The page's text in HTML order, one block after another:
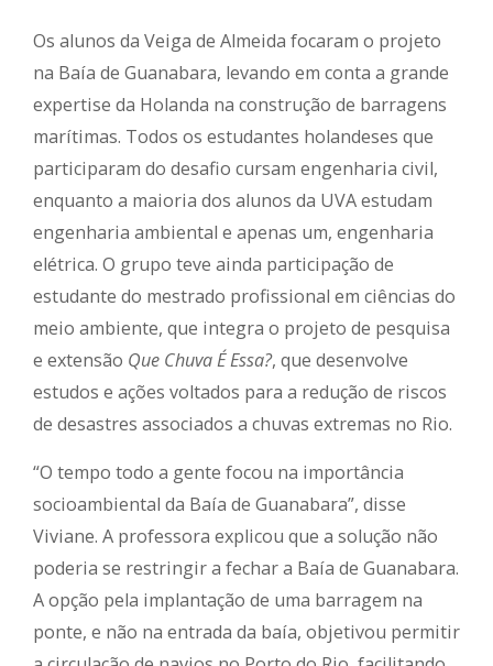
Os alunos da Veiga de Almeida focaram o projeto
na Baía de Guanabara, levando em conta a grande
expertise da Holanda na construção de barragens
marítimas. Todos os estudantes holandeses que
participaram do desafio cursam engenharia civil,
enquanto a maioria dos alunos da UVA estudam
engenharia ambiental e apenas um, engenharia
elétrica. O grupo teve ainda participação de
estudante do mestrado profissional em ciências do
meio ambiente, que integra o projeto de pesquisa
e extensão Que Chuva É Essa?, que desenvolve
estudos e ações voltados para a redução de riscos
de desastres associados a chuvas extremas no Rio.
“O tempo todo a gente focou na importância
socioambiental da Baía de Guanabara”, disse
Viviane. A professora explicou que a solução não
poderia se restringir a fechar a Baía de Guanabara.
A opção pela implantação de uma barragem na
ponte, e não na entrada da baía, objetivou permitir